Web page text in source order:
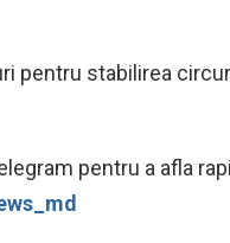
pentru stabilirea
pentru a afla